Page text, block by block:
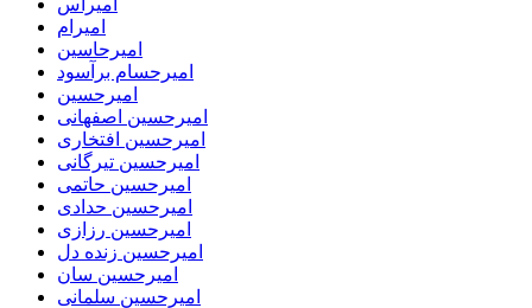
امیراس
امیرام
امیرحاسین
امیرحسام برآسود
امیرحسین
امیرحسین اصفهانی
امیرحسین افتخاری
امیرحسین تیرگانی
امیرحسین حاتمی
امیرحسین حدادی
امیرحسین رزازی
امیرحسین زنده دل
امیرحسین سان
امیرحسین سلمانی